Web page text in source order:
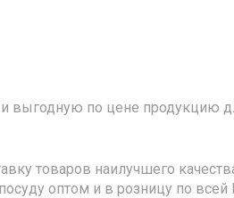
выгодную по цене продукцию
товаров наилучшего
оптом и в розницу по